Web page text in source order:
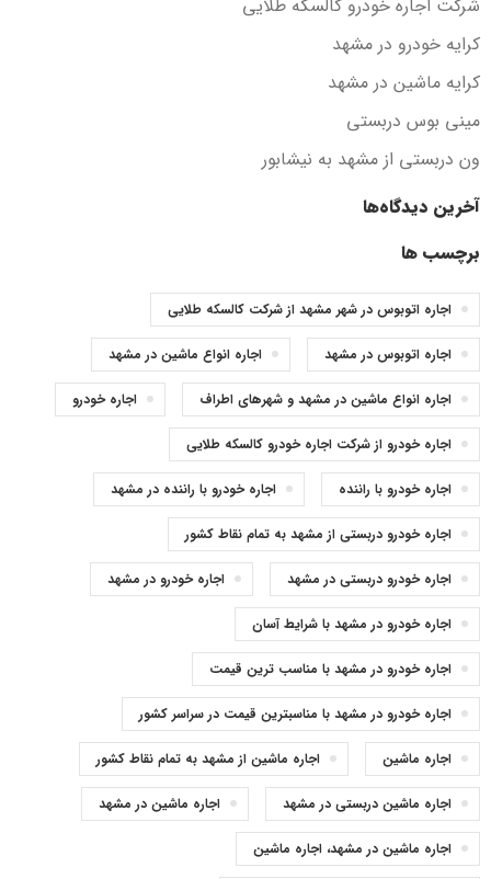
شرکت اجاره خودرو کالسکه طلایی
کرایه خودرو در مشهد
کرایه ماشین در مشهد
مینی بوس دربستی
ون دربستی از مشهد به نیشابور
آخرین دیدگاه‌ها
برچسب ها
اجاره اتوبوس در شهر مشهد از شرکت کالسکه طلایی
اجاره اتوبوس در مشهد اجاره انواع ماشین در مشهد
اجاره انواع ماشین در مشهد و شهرهای اطراف اجاره خودرو
اجاره خودرو از شرکت اجاره خودرو کالسکه طلایی
اجاره خودرو با راننده اجاره خودرو با راننده در مشهد
اجاره خودرو دربستی از مشهد به تمام نقاط کشور
اجاره خودرو دربستی در مشهد اجاره خودرو در مشهد
اجاره خودرو در مشهد با شرایط آسان
اجاره خودرو در مشهد با مناسب ترین قیمت
اجاره خودرو در مشهد با مناسبترین قیمت در سراسر کشور
اجاره ماشین اجاره ماشین از مشهد به تمام نقاط کشور
اجاره ماشین دربستی در مشهد اجاره ماشین در مشهد
اجاره ماشین در مشهد، اجاره ماشین